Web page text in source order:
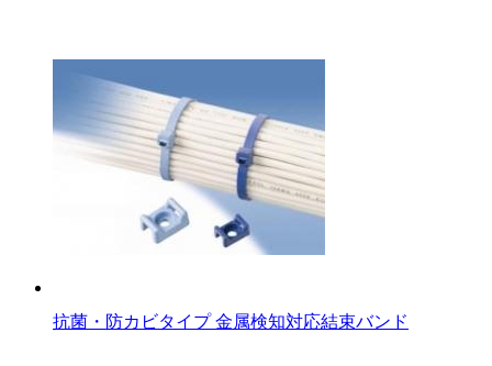
抗菌・防カビタイプ 金属検知対応結束バンド